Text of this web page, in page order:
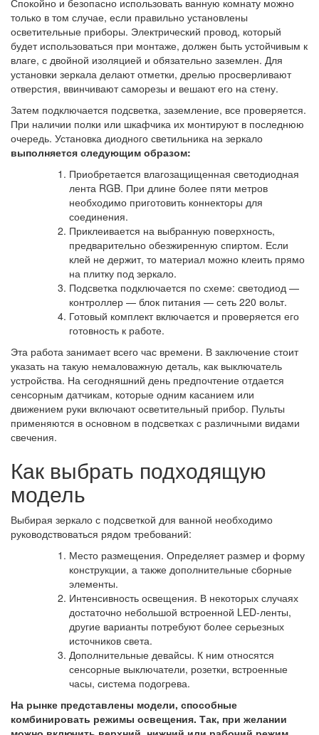
Спокойно и безопасно использовать ванную комнату можно
только в том случае, если правильно установлены
осветительные приборы. Электрический провод, который
будет использоваться при монтаже, должен быть устойчивым к
влаге, с двойной изоляцией и обязательно заземлен. Для
установки зеркала делают отметки, дрелью просверливают
отверстия, ввинчивают саморезы и вешают его на стену.
Затем подключается подсветка, заземление, все проверяется.
При наличии полки или шкафчика их монтируют в последнюю
очередь. Установка диодного светильника на зеркало
выполняется следующим образом:
Приобретается влагозащищенная светодиодная
лента RGB. При длине более пяти метров
необходимо приготовить коннекторы для
соединения.
Приклеивается на выбранную поверхность,
предварительно обезжиренную спиртом. Если
клей не держит, то материал можно клеить прямо
на плитку под зеркало.
Подсветка подключается по схеме: светодиод —
контроллер — блок питания — сеть 220 вольт.
Готовый комплект включается и проверяется его
готовность к работе.
Эта работа занимает всего час времени. В заключение стоит
указать на такую немаловажную деталь, как выключатель
устройства. На сегодняшний день предпочтение отдается
сенсорным датчикам, которые одним касанием или
движением руки включают осветительный прибор. Пульты
применяются в основном в подсветках с различными видами
свечения.
Как выбрать подходящую
модель
Выбирая зеркало с подсветкой для ванной необходимо
руководствоваться рядом требований:
Место размещения. Определяет размер и форму
конструкции, а также дополнительные сборные
элементы.
Интенсивность освещения. В некоторых случаях
достаточно небольшой встроенной LED-ленты,
другие варианты потребуют более серьезных
источников света.
Дополнительные девайсы. К ним относятся
сенсорные выключатели, розетки, встроенные
часы, система подогрева.
На рынке представлены модели, способные
комбинировать режимы освещения. Так, при желании